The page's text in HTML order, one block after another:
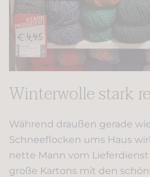
Winterwolle stark
Während draußen gerade
Schneeflocken ums Haus
nette Mann vom
große Kartons mit den